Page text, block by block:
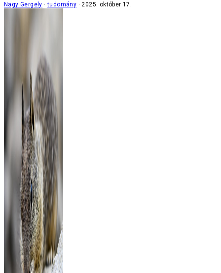
Nagy Gergely tudomány 2025. október 17.